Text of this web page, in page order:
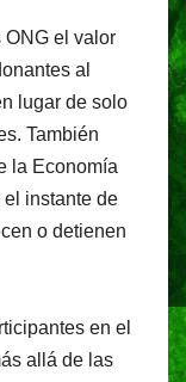
ONG el valor
al
lugar de solo
También
la Economía
instante de
o detienen
en el
allá de las